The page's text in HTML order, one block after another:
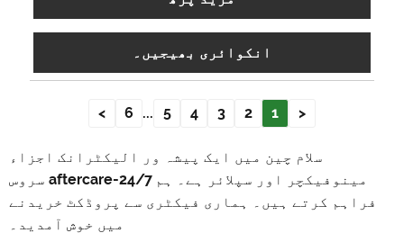
انکوائری بھیجیں۔
3
4
5
...
>
سلام چین میں ایک پیشہ ور الیکٹرانک اجزاء
مینوفیکچر اور سپلائر ہے۔ ہم 24/7-aftercare سروس
کرتے ہیں۔ ہماری فیکٹری سے پروڈکٹ خریدنے
میں خوش آمدید۔